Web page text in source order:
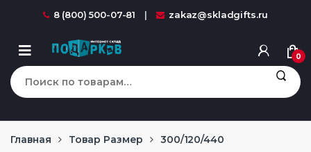
8 (800) 500-07-81 zakaz@skladgifts.ru
0
Искать:
Главная Товар Размер 300/120/440